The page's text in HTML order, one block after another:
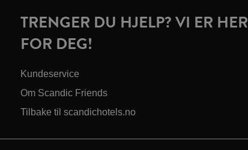
TRENGER DU HJELP? VI ER HER
FOR DEG!
Kundeservice
Om Scandic Friends
Tilbake til scandichotels.no